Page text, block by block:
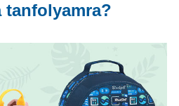
tanfolyamra?